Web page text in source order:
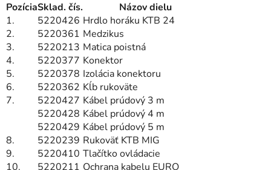
PozíciaSklad. čís.
Názov dielu
1.
5220426 Hrdlo horáku KTB 24
2.
5220361 Medzikus
3.
5220213 Matica poistná
4.
5220377 Konektor
5.
5220378 Izolácia konektoru
6.
5220362 Kĺb rukoväte
7.
5220427 Kábel prúdový 3 m
5220428 Kábel prúdový 4 m
5220429 Kábel prúdový 5 m
8.
5220239 Rukoväť KTB MIG
9.
5220410 Tlačítko ovládacie
10.
5220211 Ochrana kabelu EURO